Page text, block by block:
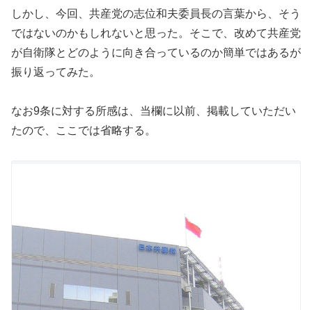
しかし、今回、共産党の志位和夫委員長の言葉から、そう
ではないのかもしれないと思った。そこで、改めて共産党
が自衛隊とどのように向き合っているのか簡単ではあるが
振り返ってみた。
なお9条に対する所感は、当欄に以前、掲載していただい
たので、ここでは省略する。